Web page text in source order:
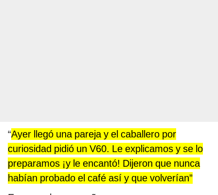
“Ayer llegó una pareja y el caballero por
curiosidad pidió un V60. Le explicamos y se lo
preparamos ¡y le encantó! Dijeron que nunca
habían probado el café así y que volverían”